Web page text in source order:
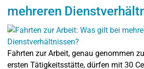
mehreren
Fahrten zur Arbeit, genau genommen
ersten Tätigkeitsstätte, dürfen mit 30